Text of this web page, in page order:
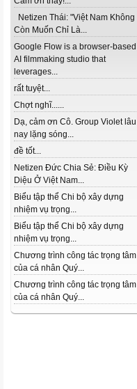
Netizen Thái: "Việt Nam Không
Còn Muốn Chỉ Là...
Google Flow is a browser-based
AI filmmaking studio that
leverages...
rất tuyệt...
Chợt nghĩ......
Dạ, cảm ơn Cô. Group Violet lâu
nay lặng sóng...
đề tốt...
Netizen Đức Chia Sẻ: Điều Kỳ
Diệu Ở Việt Nam...
Biểu tập thể Chi bộ xây dựng
nhiệm vụ trọng...
Biểu tập thể Chi bộ xây dựng
nhiệm vụ trọng...
Chương trình công tác trọng tâm
của cá nhân Quý...
Chương trình công tác trọng tâm
của cá nhân Quý...